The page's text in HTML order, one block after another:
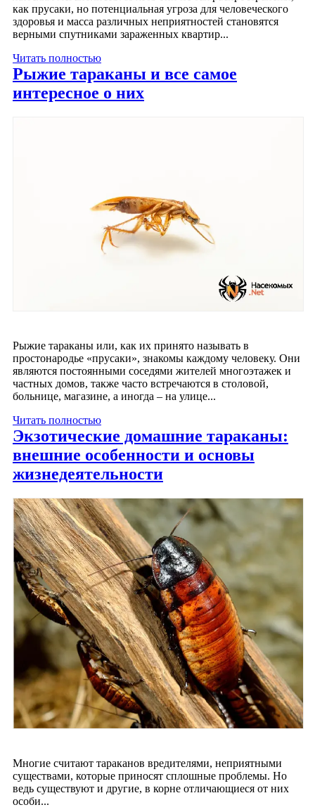
как прусаки, но потенциальная угроза для человеческого
здоровья и масса различных неприятностей становятся
верными спутниками зараженных квартир...
Читать полностью
Рыжие тараканы и все самое
интересное о них
Рыжие тараканы или, как их принято называть в
простонародье «прусаки», знакомы каждому человеку. Они
являются постоянными соседями жителей многоэтажек и
частных домов, также часто встречаются в столовой,
больнице, магазине, а иногда – на улице...
Читать полностью
Экзотические домашние тараканы:
внешние особенности и основы
жизнедеятельности
Многие считают тараканов вредителями, неприятными
существами, которые приносят сплошные проблемы. Но
ведь существуют и другие, в корне отличающиеся от них
особи...